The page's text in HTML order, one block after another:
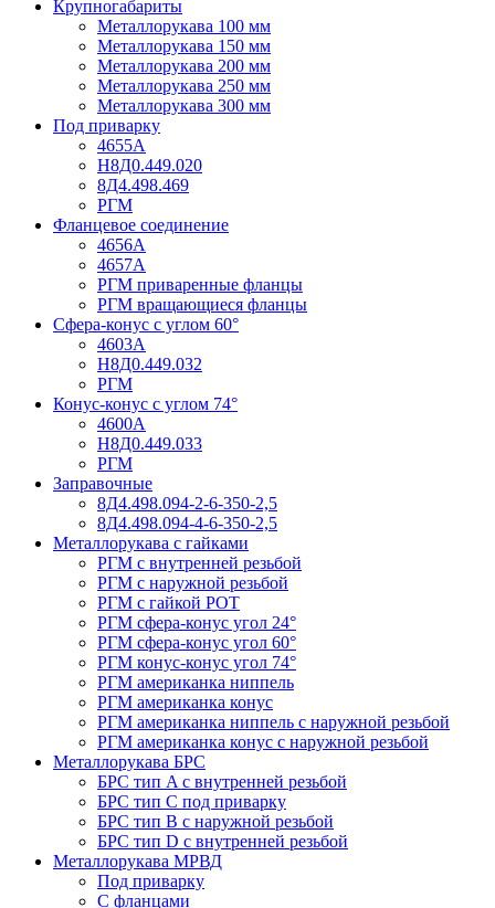
Крупногабариты
Металлорукава 100 мм
Металлорукава 150 мм
Металлорукава 200 мм
Металлорукава 250 мм
Металлорукава 300 мм
Под приварку
4655А
Н8Д0.449.020
8Д4.498.469
РГМ
Фланцевое соединение
4656А
4657А
РГМ приваренные фланцы
РГМ вращающиеся фланцы
Сфера-конус с углом 60°
4603А
Н8Д0.449.032
РГМ
Конус-конус с углом 74°
4600А
Н8Д0.449.033
РГМ
Заправочные
8Д4.498.094-2-6-350-2,5
8Д4.498.094-4-6-350-2,5
Металлорукава с гайками
РГМ с внутренней резьбой
РГМ с наружной резьбой
РГМ с гайкой РОТ
РГМ сфера-конус угол 24°
РГМ сфера-конус угол 60°
РГМ конус-конус угол 74°
РГМ американка ниппель
РГМ американка конус
РГМ американка ниппель с наружной резьбой
РГМ американка конус с наружной резьбой
Металлорукава БРС
БРС тип A с внутренней резьбой
БРС тип C под приварку
БРС тип B с наружной резьбой
БРС тип D с внутренней резьбой
Металлорукава МРВД
Под приварку
С фланцами